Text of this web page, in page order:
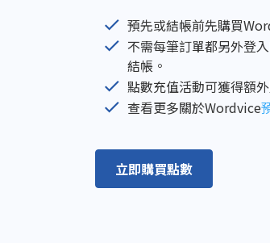
預先或結帳前先購買
不需每筆訂單都另外登
結帳。
點數充值活動可獲得額
查看更多關於Wordvice
立即購買點數